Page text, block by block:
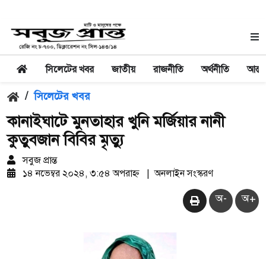
সিলেটের খবর জাতীয় রাজনীতি অর্থনীতি
/ সিলেটের খবর
কানাইঘাটে মুনতাহার খুনি মর্জিয়ার নানী
কুতুবজান বিবির মৃত্যু
সবুজ প্রান্ত
১৪ নভেম্বর ২০২৪, ৩:৫৪ অপরাহ্ন
অনলাইন সংস্করণ
অ- অ+